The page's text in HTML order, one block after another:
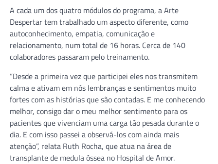
A cada um dos quatro módulos do programa, a Arte
Despertar tem trabalhado um aspecto diferente, como
autoconhecimento, empatia, comunicação e
relacionamento, num total de 16 horas. Cerca de 140
colaboradores passaram pelo treinamento.
“Desde a primeira vez que participei eles nos transmitem
calma e ativam em nós lembranças e sentimentos muito
fortes com as histórias que são contadas. E me conhecendo
melhor, consigo dar o meu melhor sentimento para os
pacientes que vivenciam uma carga tão pesada durante o
dia. E com isso passei a observá-los com ainda mais
atenção”, relata Ruth Rocha, que atua na área de
transplante de medula óssea no Hospital de Amor.